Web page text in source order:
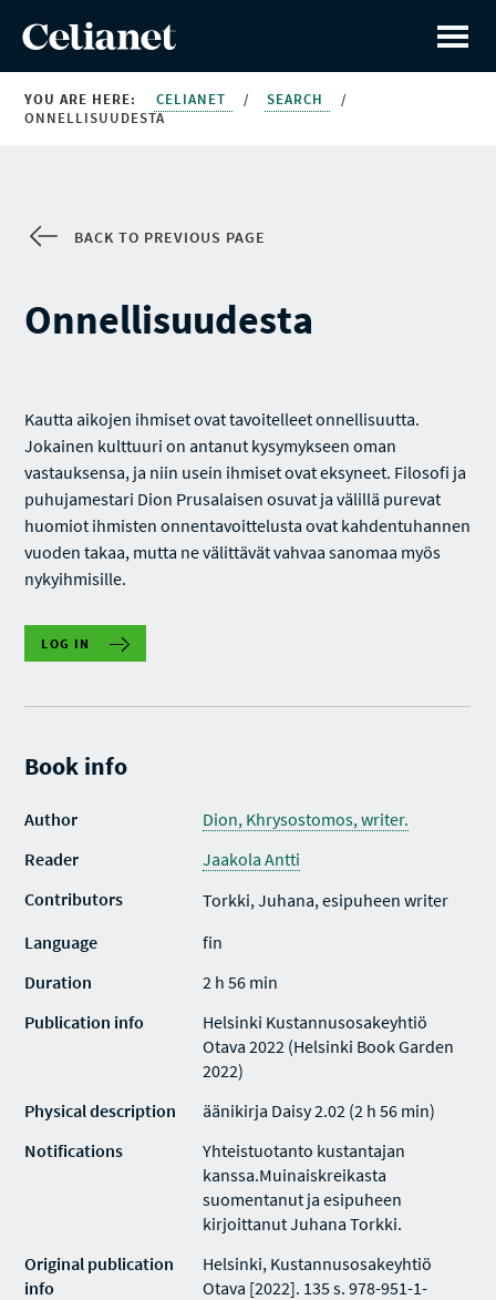
YOU ARE HERE: CELIANET / SEARCH
/
ONNELLISUUDESTA
BACK TO PREVIOUS PAGE
Onnellisuudesta
Kautta aikojen ihmiset ovat tavoitelleet onnellisuutta.
Jokainen kulttuuri on antanut kysymykseen oman
vastauksensa, ja niin usein ihmiset ovat eksyneet. Filosofi ja
puhujamestari Dion Prusalaisen osuvat ja välillä purevat
huomiot ihmisten onnentavoittelusta ovat kahdentuhannen
vuoden takaa, mutta ne välittävät vahvaa sanomaa myös
nykyihmisille.
LOG IN
Book info
Author
Dion, Khrysostomos, writer.
Reader
Jaakola Antti
Contributors
Torkki, Juhana, esipuheen writer
Language
fin
Duration
2 h 56 min
Publication info
Helsinki Kustannusosakeyhtiö
Otava 2022 (Helsinki Book Garden
2022)
Physical description
äänikirja Daisy 2.02 (2 h 56 min)
Notifications
Yhteistuotanto kustantajan
kanssa.Muinaiskreikasta
suomentanut ja esipuheen
kirjoittanut Juhana Torkki.
Original publication
info
Helsinki, Kustannusosakeyhtiö
Otava [2022]. 135 s. 978-951-1-